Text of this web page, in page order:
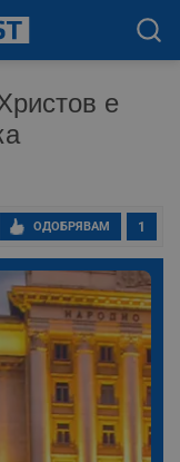
е
1
ОДОБРЯВАМ